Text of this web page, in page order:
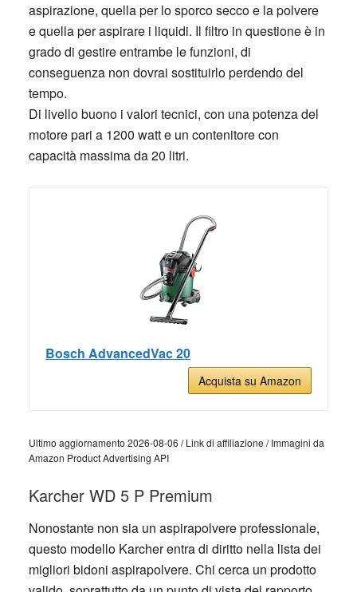
aspirazione, quella per lo sporco secco e la polvere
e quella per aspirare i liquidi. Il filtro in questione è in
grado di gestire entrambe le funzioni, di
conseguenza non dovrai sostituirlo perdendo del
tempo.
Di livello buono i valori tecnici, con una potenza del
motore pari a 1200 watt e un contenitore con
capacità massima da 20 litri.
Bosch AdvancedVac 20
Acquista su Amazon
Ultimo aggiornamento 2026-08-06 / Link di affiliazione / Immagini da
Amazon Product Advertising API
Karcher WD 5 P Premium
Nonostante non sia un aspirapolvere professionale,
questo modello Karcher entra di diritto nella lista dei
migliori bidoni aspirapolvere. Chi cerca un prodotto